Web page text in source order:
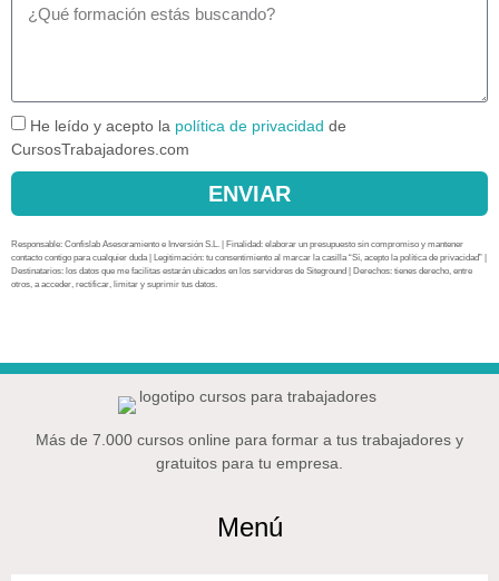
He leído y acepto la política de privacidad de
CursosTrabajadores.com
ENVIAR
Responsable: Confislab Asesoramiento e Inversión S.L. | Finalidad: elaborar un presupuesto sin compromiso y mantener
contacto contigo para cualquier duda | Legitimación: tu consentimiento al marcar la casilla “Sí, acepto la política de privacidad” |
Destinatarios: los datos que me facilitas estarán ubicados en los servidores de Siteground | Derechos: tienes derecho, entre
otros, a acceder, rectificar, limitar y suprimir tus datos.
Más de 7.000 cursos online para formar a tus trabajadores y
gratuitos para tu empresa.
Menú